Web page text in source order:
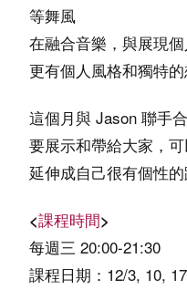
等舞風
在融合音樂，與展現
更有個人風格和獨特的
這個月與 Jason 聯手
要展示和帶給大家，
延伸成自己很有個性的
<課程時間>
每週三 20:00-21:30
課程日期：12/3, 10,